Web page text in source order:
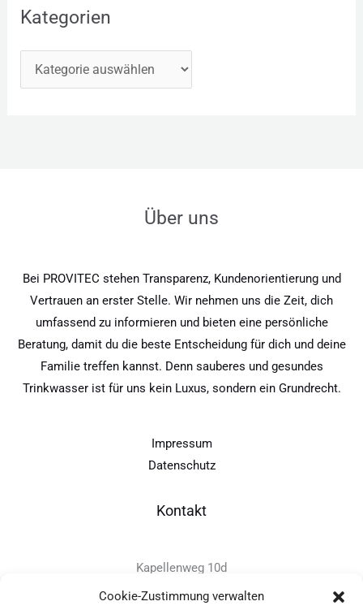
Cookie-Zustimmung verwalten
Kategorien
Über uns
Bei PROVITEC stehen Transparenz, Kundenorientierung und
Vertrauen an erster Stelle. Wir nehmen uns die Zeit, dich
umfassend zu informieren und bieten eine persönliche
Beratung, damit du die beste Entscheidung für dich und deine
Familie treffen kannst. Denn sauberes und gesundes
Trinkwasser ist für uns kein Luxus, sondern ein Grundrecht.
Impressum
Datenschutz
Kontakt
Kapellenweg 10d
D-94575 Windorf